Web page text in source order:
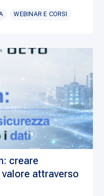
WEBINAR E CORSI
creare
attraverso